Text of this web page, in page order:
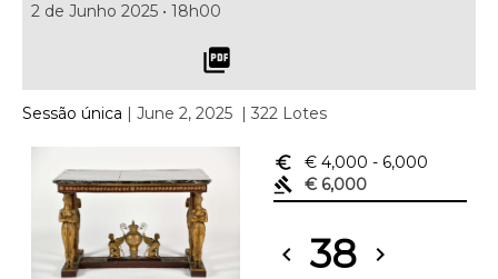
2 de Junho 2025 • 18h00
picture_as_pdf
Sessão única | June 2, 2025 | 322 Lotes
euro_symbol € 4,000 - 6,000
gavel
€ 6,000
chevron_left 38 chevron_right